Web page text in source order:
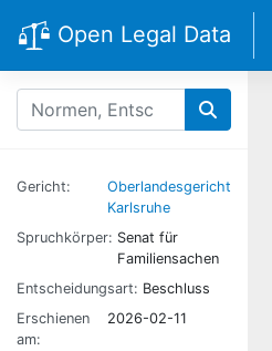
Open Legal Data
Gericht:
Oberlandesgericht
Karlsruhe
Spruchkörper: Senat für
Familiensachen
Entscheidungsart: Beschluss
Erschienen
am:
2026-02-11